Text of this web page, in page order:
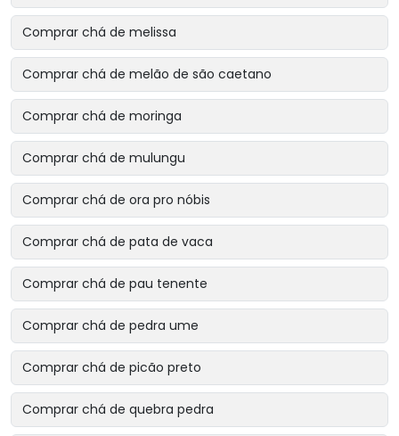
Comprar chá de melissa
Comprar chá de melão de são caetano
Comprar chá de moringa
Comprar chá de mulungu
Comprar chá de ora pro nóbis
Comprar chá de pata de vaca
Comprar chá de pau tenente
Comprar chá de pedra ume
Comprar chá de picão preto
Comprar chá de quebra pedra